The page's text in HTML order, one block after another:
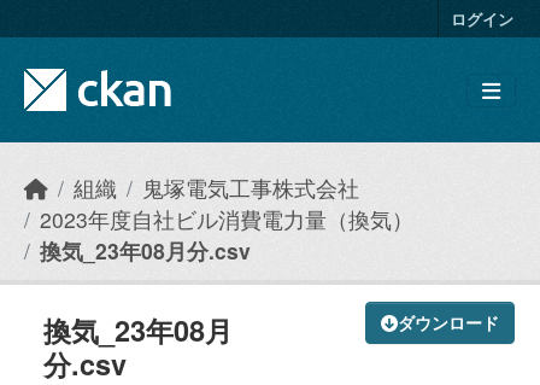
ログイン
組織
鬼塚電気工事株式会社
2023年度自社ビル消費電力量（換気）
換気_23年08月分.csv
ダウンロード
換気_23年08月
分.csv